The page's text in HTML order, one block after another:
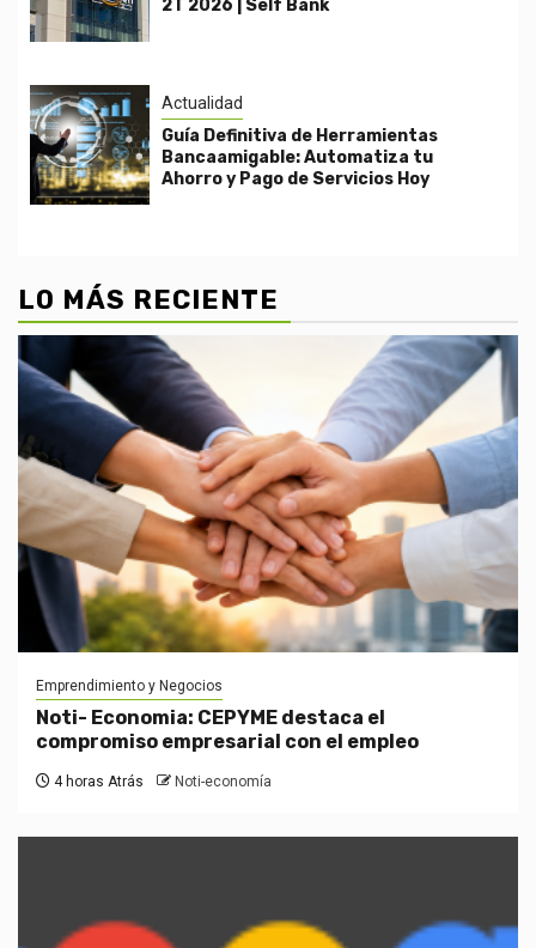
2T 2026 | Self Bank
Actualidad
Guía Definitiva de Herramientas
Bancaamigable: Automatiza tu
Ahorro y Pago de Servicios Hoy
LO MÁS RECIENTE
Emprendimiento y Negocios
Noti- Economia: CEPYME destaca el
compromiso empresarial con el empleo
4 horas Atrás Noti-economía